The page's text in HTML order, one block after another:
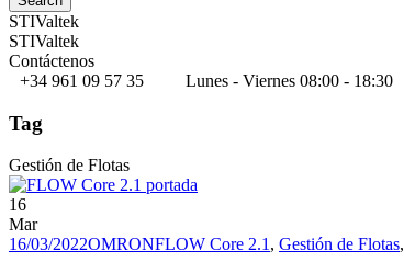
STIValtek
STIValtek
Contáctenos
+34 961 09 57 35
Lunes - Viernes 08:00 - 18:30
Tag
Gestión de Flotas
16
Mar
16/03/2022OMRONFLOW Core 2.1, Gestión de Flotas,